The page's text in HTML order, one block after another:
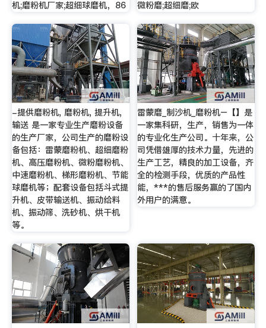
机;磨粉机厂家;超细球磨机，86 微粉磨;超细磨;欧
-提供磨粉机, 磨粉机, 提升机,
输送 是一家专业生产磨粉设备
的生产厂家，公司生产的磨粉设
备包括：雷蒙磨粉机、超细磨粉
机、高压磨粉机、微粉磨粉机、
中速磨粉机、梯形磨粉机、节能
球磨机等；配套设备包括斗式提
升机、皮带输送机、振动给料
机、振动筛、洗砂机、烘干机
等。
雷蒙磨_制沙机_磨粉机–【】是
一家集科研，生产，销售为一体
的专业化生产公司。十年来，公
司凭借雄厚的技术力量，先进的
生产工艺，精良的加工设备，齐
全的检测手段，优质的产品性
能，***的售后服务赢的了国内
外用户的满意。